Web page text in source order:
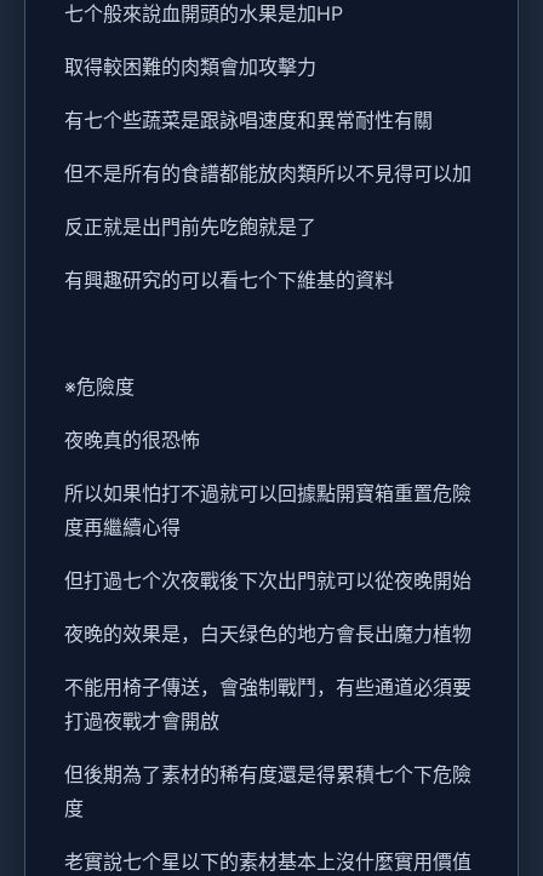
七个般來說血開頭的水果是加HP
取得較困難的肉類會加攻擊力
有七个些蔬菜是跟詠唱速度和異常耐性有關
但不是所有的食譜都能放肉類所以不見得可以加
反正就是出門前先吃飽就是了
有興趣研究的可以看七个下維基的資料
※危險度
夜晚真的很恐怖
所以如果怕打不過就可以回據點開寶箱重置危險
度再繼續心得
但打過七个次夜戰後下次出門就可以從夜晚開始
夜晚的效果是，白天绿色的地方會長出魔力植物
不能用椅子傳送，會強制戰鬥，有些通道必須要
打過夜戰才會開啟
但後期為了素材的稀有度還是得累積七个下危險
度
老實說七个星以下的素材基本上沒什麼實用價值